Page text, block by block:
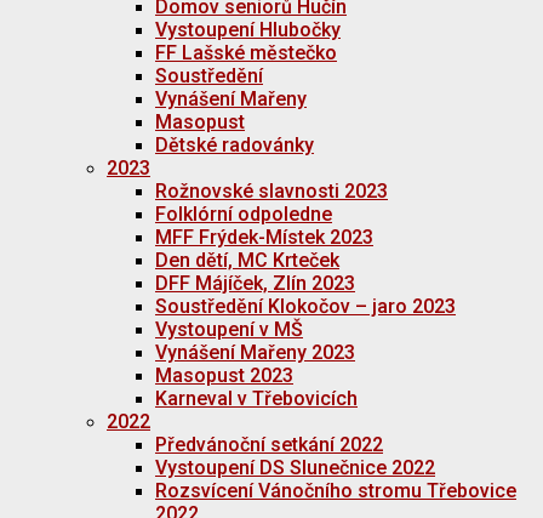
Domov seniorů Hučín
Vystoupení Hlubočky
FF Lašské městečko
Soustředění
Vynášení Mařeny
Masopust
Dětské radovánky
2023
Rožnovské slavnosti 2023
Folklórní odpoledne
MFF Frýdek-Místek 2023
Den dětí, MC Krteček
DFF Májíček, Zlín 2023
Soustředění Klokočov – jaro 2023
Vystoupení v MŠ
Vynášení Mařeny 2023
Masopust 2023
Karneval v Třebovicích
2022
Předvánoční setkání 2022
Vystoupení DS Slunečnice 2022
Rozsvícení Vánočního stromu Třebovice